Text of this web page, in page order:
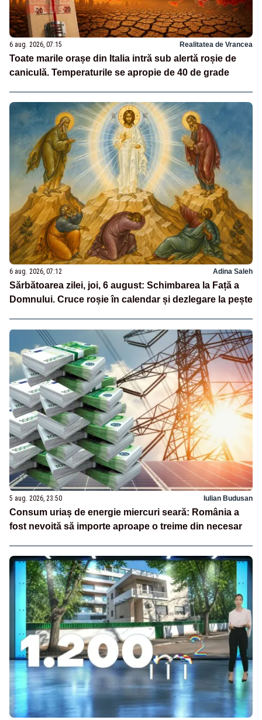
6 aug. 2026, 07:15 Realitatea de Vrancea
Toate marile orașe din Italia intră sub alertă roșie de
caniculă. Temperaturile se apropie de 40 de grade
6 aug. 2026, 07:12 Adina Saleh
Sărbătoarea zilei, joi, 6 august: Schimbarea la Față a
Domnului. Cruce roșie în calendar și dezlegare la pește
5 aug. 2026, 23:50 Iulian Budusan
Consum uriaș de energie miercuri seară: România a
fost nevoită să importe aproape o treime din necesar